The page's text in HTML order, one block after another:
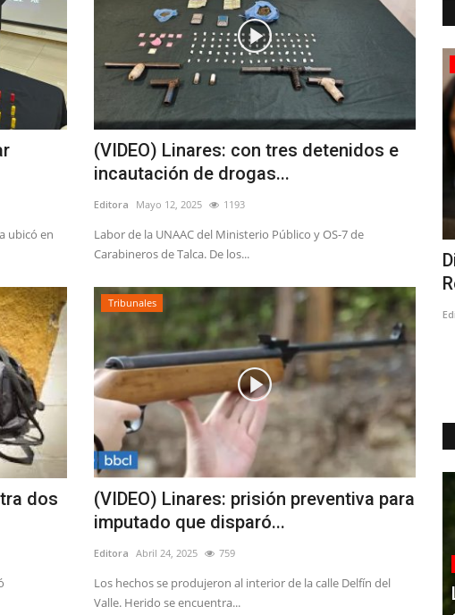
ubicó en
(VIDEO) Linares: con tres detenidos e
incautación de drogas...
Editora Mayo 12, 2025 1193
Labor de la UNAAC del Ministerio Público y OS-7 de
Carabineros de Talca. De los...
dos
Tribunales
(VIDEO) Linares: prisión preventiva para
imputado que disparó...
Editora Abril 24, 2025 759
Los hechos se produjeron al interior de la calle Delfín del
Valle. Herido se encuentra...
mantiene en
de emergencia
Policial
Linares: equipos de Seguridad Pública
Municipal interceptan...
Editora Mayo 24, 2026 1174
Los hechos se produjeron cerca de las 02:00 de esta
madrugada en calle Januario...